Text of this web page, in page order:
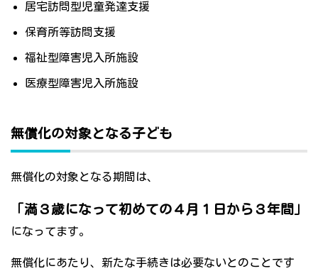
居宅訪問型児童発達支援
保育所等訪問支援
福祉型障害児入所施設
医療型障害児入所施設
無償化の対象となる子ども
無償化の対象となる期間は、
「満３歳になって初めての４月１日から３年間」
になってます。
無償化にあたり、新たな手続きは必要ないとのことです